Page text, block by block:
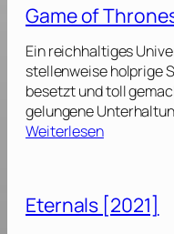
4
[
2
0
1
4
]
s
:
S
t
a
f
f
3
e
o
f
T
h
r
o
s
:
Game of
Ein reichhaltiges
stellenweise holprige
besetzt und toll
gelungene
Weiterlesen:
m
e
Eternals [2021]